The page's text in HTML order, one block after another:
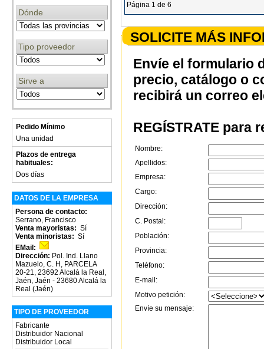
Dónde
Tipo proveedor
Sirve a
Pedido Mínimo
Una unidad
Plazos de entrega
habituales:
Dos días
DATOS DE LA EMPRESA
Persona de contacto:
Serrano, Francisco
Venta mayoristas: Sí
Venta minoristas: Sí
EMail:
Dirección: Pol. Ind. Llano
Mazuelo, C. H, PARCELA
20-21, 23692 Alcalá la Real,
Jaén, Jaén - 23680 Alcalá la
Real (Jaén)
TIPO DE PROVEEDOR
Fabricante
Distribuidor Nacional
Distribuidor Local
Página 1 de 6
SOLICITE MÁS
Envíe el formulario
precio, catálogo o
recibirá un correo
REGÍSTRATE para
Nombre:
Apellidos:
Empresa:
Cargo:
Dirección:
C. Postal:
Población:
Provincia:
Teléfono:
E-mail:
Motivo petición:
Envíe su mensaje: